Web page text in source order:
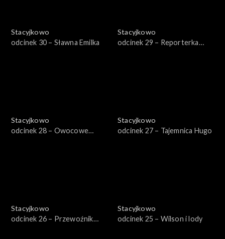
Stacyjkowo
odcinek 30 – Sławna Emilka
Stacyjkowo
odcinek 29 – Reporterka
Stacyjkowo
odcinek 28 – Owocowe
Stacyjkowo
odcinek 27 – Tajemnica Hugo
Stacyjkowo
odcinek 26 – Przewoźnik
Stacyjkowo
odcinek 25 – Wilson i lody